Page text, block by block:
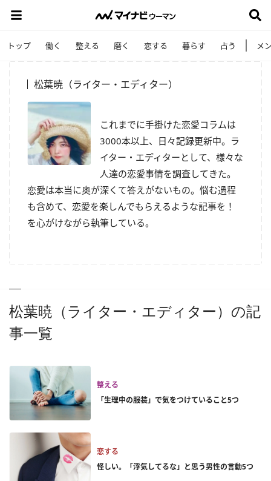
トップ 働く 整える 磨く 恋する 暮らす 占う メ
松葉暁（ライター・エディター）
これまでに手掛けた恋愛コラムは
3000本以上、日々記録更新中。ラ
イター・エディターとして、様々な
人達の恋愛事情を調査してきた。
恋愛は本当に奥が深くて答えがないもの。悩む過程
も含めて、恋愛を楽しんでもらえるような記事を！
を心がけながら執筆している。
松葉暁（ライター・エディター）の記
事一覧
整える
「生理中の服装」で気をつけていること5つ
恋する
怪しい。「浮気してるな」と思う男性の言動5つ